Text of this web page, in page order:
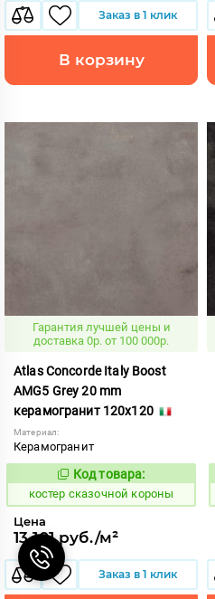
Заказ в 1 клик
В корзину
Гарантия лучшей цены и
доставка 0р. от 100 000р.
Atlas Concorde Italy Boost
AMG5 Grey 20 mm
керамогранит 120x120
Материал:
Керамогранит
807913
Код товара:
костер сказочной короны
Цена
13 101 руб./м²
Заказ в 1 клик